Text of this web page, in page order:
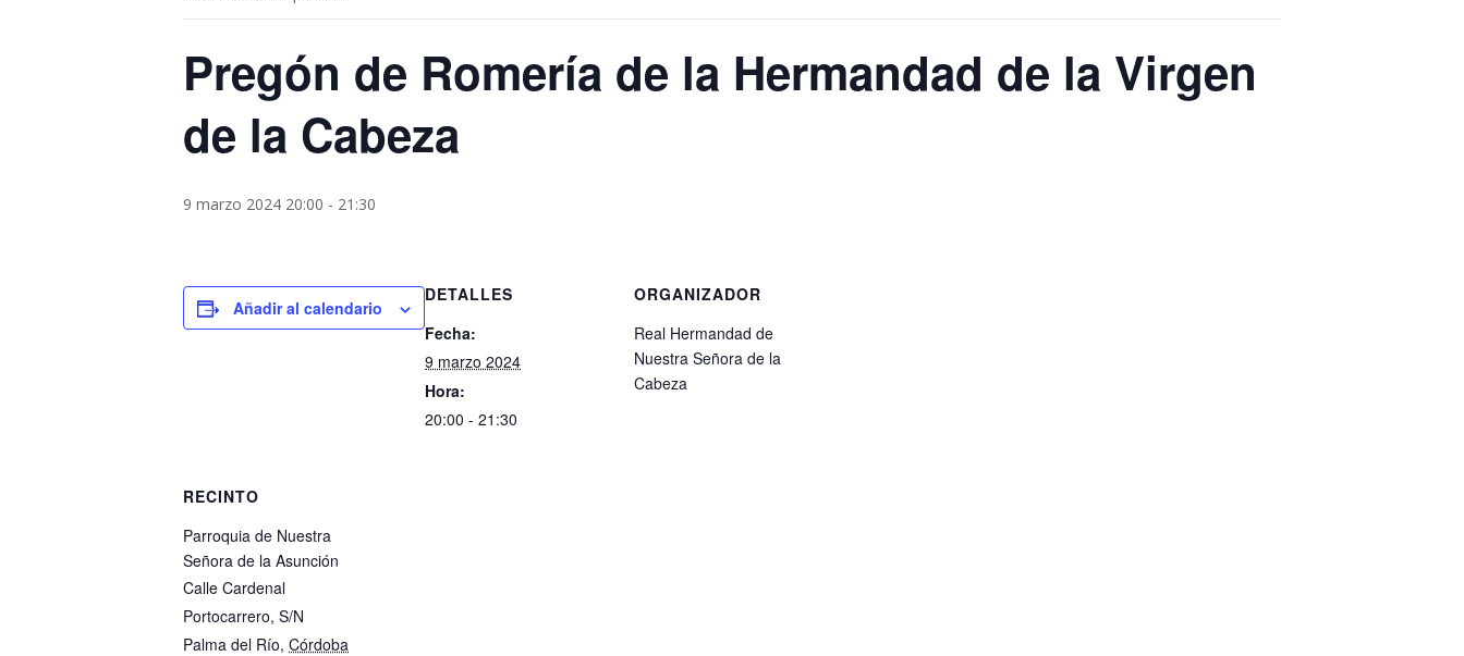
Pregón de Romería de la Hermandad de la Virgen
de la Cabeza
9 marzo 2024 20:00 - 21:30
Añadir al calendario
DETALLES
Fecha:
9 marzo 2024
Hora:
20:00 - 21:30
ORGANIZADOR
Real Hermandad de
Nuestra Señora de la
Cabeza
RECINTO
Parroquia de Nuestra
Señora de la Asunción
Calle Cardenal
Portocarrero, S/N
Palma del Río, Córdoba